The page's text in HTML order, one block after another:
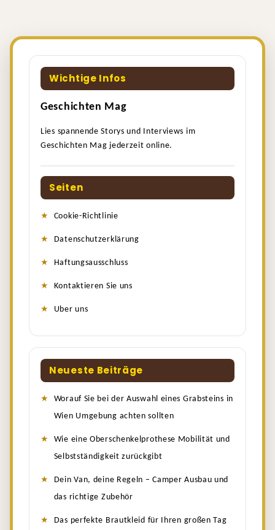
Wichtige Infos
Geschichten Mag
Lies spannende Storys und Interviews im
Geschichten Mag jederzeit online.
Seiten
Cookie-Richtlinie
Datenschutzerklärung
Haftungsausschluss
Kontaktieren Sie uns
Uber uns
Neueste Beiträge
Worauf Sie bei der Auswahl eines Grabsteins in
Wien Umgebung achten sollten
Wie eine Oberschenkelprothese Mobilität und
Selbstständigkeit zurückgibt
Dein Van, deine Regeln – Camper Ausbau und
das richtige Zubehör
Das perfekte Brautkleid für Ihren großen Tag